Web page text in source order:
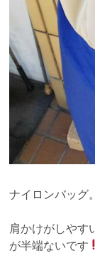
ナイロンバッグ。
肩かけがしやす
が半端ないです